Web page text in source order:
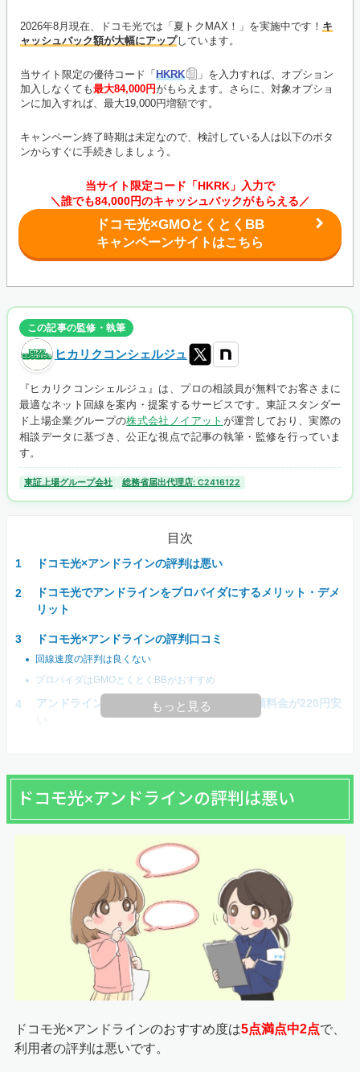
2026年8月現在、ドコモ光では「夏トクMAX！」を実施中です！ キ
ャッシュバック額が大幅にアップしています。
当サイト限定の優待コード「 HKRK
」を入力すれば、オプション
加入しなくても最大84,000円がもらえます。さらに、対象オプショ
ンに加入すれば、最大19,000円増額です。
キャンペーン終了時期は未定なので、検討している人は以下のボタ
ンからすぐに手続きしましょう。
当サイト限定コード「HKRK」入力で
＼誰でも84,000円のキャッシュバックがもらえる／
ドコモ光×GMOとくとくBB
キャンペーンサイトはこちら
この記事の監修・執筆
ヒカリクコンシェルジュ
『ヒカリクコンシェルジュ』は、プロの相談員が無料でお客さまに
最適なネット回線を案内・提案するサービスです。東証スタンダー
ド上場企業グループの株式会社ノイアット が運営しており、実際の
相談データに基づき、公正な視点で記事の執筆・監修を行っていま
す。
東証上場グループ会社 総務省届出代理店: C2416122
目次
ドコモ光×アンドラインの評判は悪い
ドコモ光でアンドラインをプロバイダにするメリット・デメ
リット
ドコモ光×アンドラインの評判口コミ
回線速度の評判は良くない
プロバイダはGMOとくとくBBがおすすめ
アンドラインはタイプAでタイプBよりも月額料金が220円安
い
もっと見る
ドコモ光×アンドラインの評判は悪い
ドコモ光×アンドラインのおすすめ度は5点満点中2点で、
利用者の評判は悪いです。